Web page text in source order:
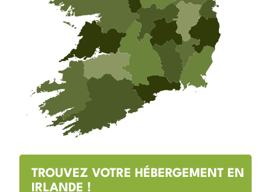
TROUVEZ VOTRE HÉBERGEMENT EN
IRLANDE !